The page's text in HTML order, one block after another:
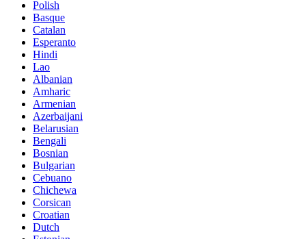
Polish
Basque
Catalan
Esperanto
Hindi
Lao
Albanian
Amharic
Armenian
Azerbaijani
Belarusian
Bengali
Bosnian
Bulgarian
Cebuano
Chichewa
Corsican
Croatian
Dutch